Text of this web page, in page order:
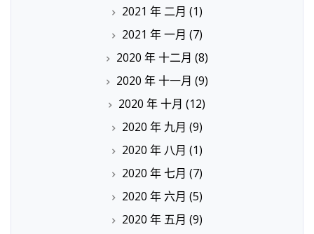
2021 年 二月 (1)
2021 年 一月 (7)
2020 年 十二月 (8)
2020 年 十一月 (9)
2020 年 十月 (12)
2020 年 九月 (9)
2020 年 八月 (1)
2020 年 七月 (7)
2020 年 六月 (5)
2020 年 五月 (9)